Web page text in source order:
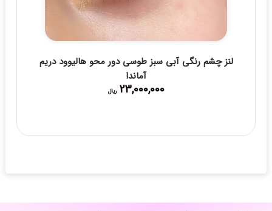
لنز چشم رنگی آبی سبز طوسی دور محو هالیوود دریم
آماندا
23,000,000 ریال